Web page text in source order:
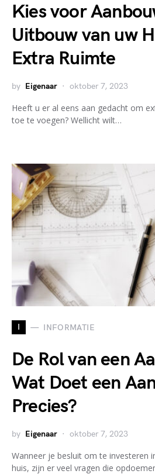
Kies voor
Uitbouw van uw
Extra Ruimte
by Eigenaar oktober 7, 2023
Heeft u er al eens aan gedacht om
toe te voegen? Wellicht wilt…
I INFORMATIE
De Rol van een
Wat Doet een
Precies?
by Eigenaar oktober 7, 2023
Wanneer je besluit om te investeren
huis, zijn er veel vragen die